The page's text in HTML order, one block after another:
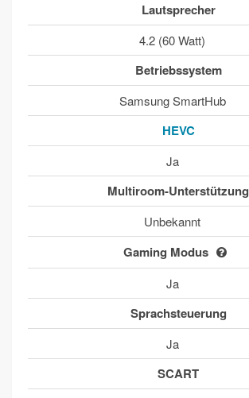
Lautsprecher
4.2 (60 Watt)
Betriebssystem
Samsung SmartHub
HEVC
Ja
Multiroom-Unterstützung
Unbekannt
Gaming Modus
Ja
Sprachsteuerung
Ja
SCART